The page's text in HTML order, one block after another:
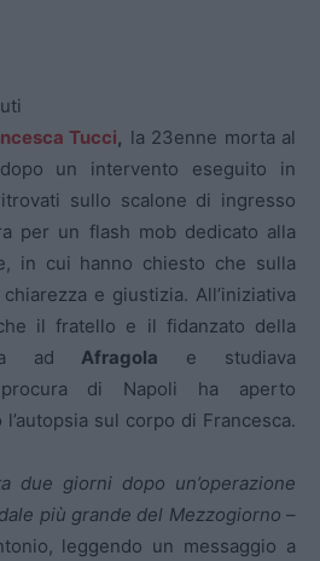
Tucci, la 23enne morta al
un intervento eseguito in
sullo scalone di ingresso
per un flash mob dedicato alla
in cui hanno chiesto che sulla
e giustizia. All’iniziativa
il fratello e il fidanzato della
adAfragola e studiava
procura di Napoli ha aperto
sul corpo di Francesca.
due giorni dopo un’operazione
più grande del Mezzogiorno –
leggendo un messaggio a